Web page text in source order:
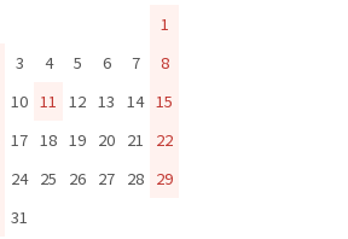
1
3 4 5 6 7
8
10 11 12 13 14 15
17 18 19 20 21
22
24 25 26 27 28 29
31